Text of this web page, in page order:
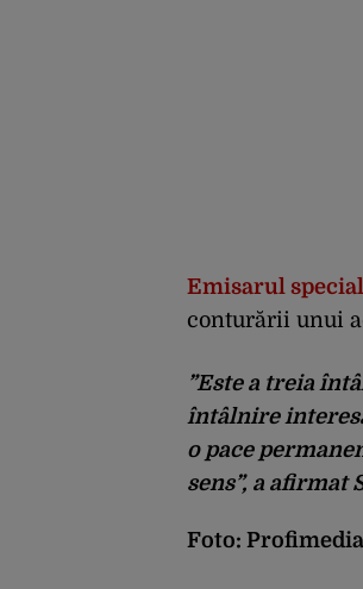
Emisarul
conturării unui
”Este a treia
întâlnire
o pace
sens”, a afirmat
Foto: Profimedia